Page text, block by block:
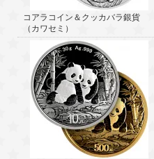
コアラコイン＆クッカバラ銀貨
（カワセミ）